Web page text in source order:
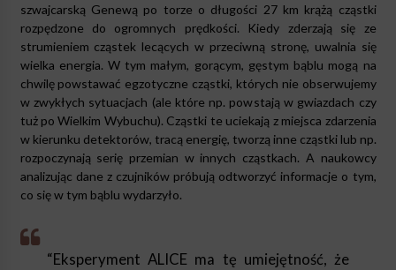
szwajcarską Genewą po torze o długości 27 km krążą cząstki
rozpędzone do ogromnych prędkości. Kiedy zderzają się ze
strumieniem cząstek lecących w przeciwną stronę, uwalnia się
wielka energia. W tym małym, gorącym, gęstym bąblu mogą na
chwilę powstawać egzotyczne cząstki, których nie obserwujemy
w zwykłych sytuacjach (ale które np. powstają w gwiazdach czy
tuż po Wielkim Wybuchu). Cząstki te uciekają z miejsca zdarzenia
w kierunku detektorów, tracą energię, tworzą inne cząstki lub np.
rozpoczynają serię przemian w innych cząstkach. A naukowcy
analizując dane z czujników próbują odtworzyć informacje o tym,
co się w tym bąblu wydarzyło.
“Eksperyment ALICE ma tę umiejętność, że